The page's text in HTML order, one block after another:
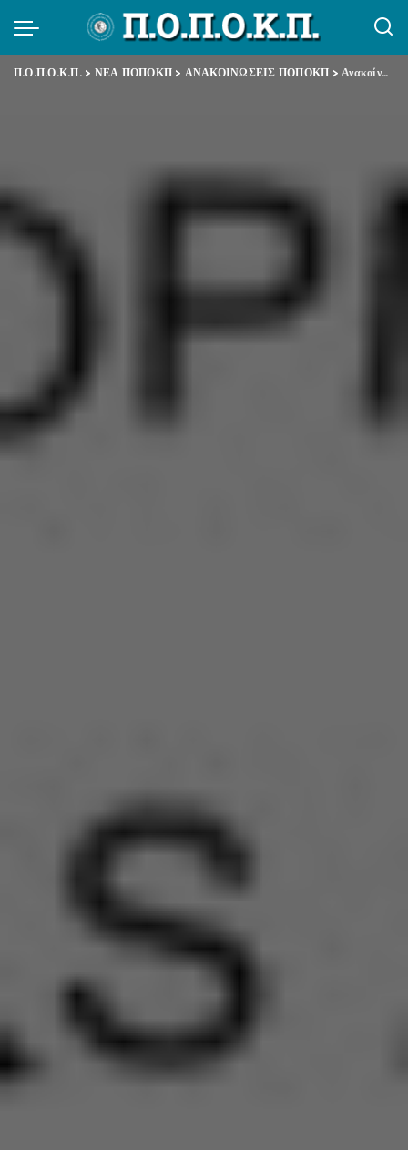
Π.Ο.Π.Ο.Κ.Π.> ΝΕΑ ΠΟΠΟΚΠ > ΑΝΑΚΟΙΝΩΣΕΙΣ ΠΟΠΟΚΠ >Ανακοίνωση Τρομονόμου